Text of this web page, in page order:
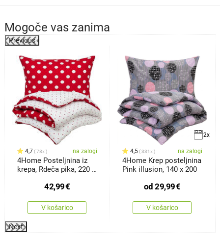
Mogoče vas zanima
Previous
4,7 78x na zalogi
4Home Posteljnina iz
krepa, Rdeča pika, 220 x
42,99€
V košarico
2x
4,5 331x na zalogi
4Home Krep posteljnina
Pink illusion, 140 x 200
od 29,99€
V košarico
Next